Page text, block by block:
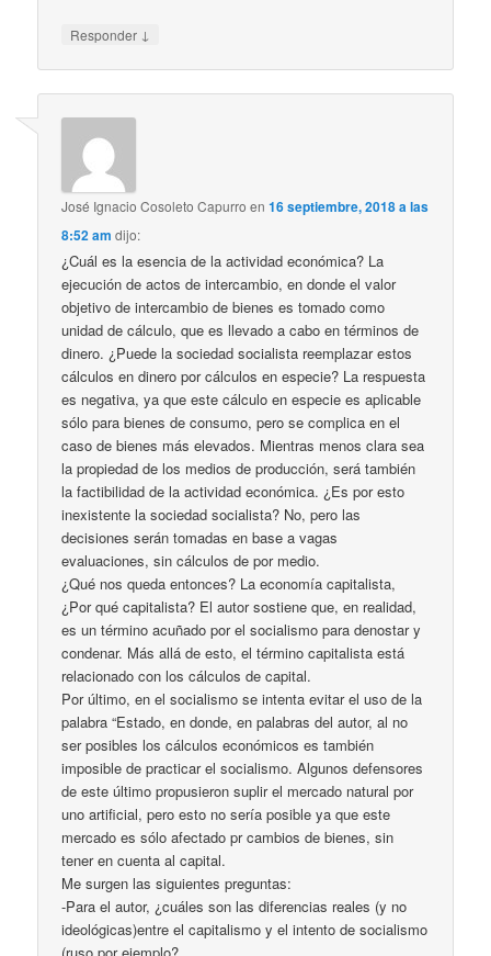
Responder ↓
José Ignacio Cosoleto Capurro en16 septiembre, 2018 a las
8:52 am dijo:
¿Cuál es la esencia de la actividad económica? La
ejecución de actos de intercambio, en donde el valor
objetivo de intercambio de bienes es tomado como
unidad de cálculo, que es llevado a cabo en términos de
dinero. ¿Puede la sociedad socialista reemplazar estos
cálculos en dinero por cálculos en especie? La respuesta
es negativa, ya que este cálculo en especie es aplicable
sólo para bienes de consumo, pero se complica en el
caso de bienes más elevados. Mientras menos clara sea
la propiedad de los medios de producción, será también
la factibilidad de la actividad económica. ¿Es por esto
inexistente la sociedad socialista? No, pero las
decisiones serán tomadas en base a vagas
evaluaciones, sin cálculos de por medio.
¿Qué nos queda entonces? La economía capitalista,
¿Por qué capitalista? El autor sostiene que, en realidad,
es un término acuñado por el socialismo para denostar y
condenar. Más allá de esto, el término capitalista está
relacionado con los cálculos de capital.
Por último, en el socialismo se intenta evitar el uso de la
palabra “Estado, en donde, en palabras del autor, al no
ser posibles los cálculos económicos es también
imposible de practicar el socialismo. Algunos defensores
de este último propusieron suplir el mercado natural por
uno artificial, pero esto no sería posible ya que este
mercado es sólo afectado pr cambios de bienes, sin
tener en cuenta al capital.
Me surgen las siguientes preguntas:
-Para el autor, ¿cuáles son las diferencias reales (y no
ideológicas)entre el capitalismo y el intento de socialismo